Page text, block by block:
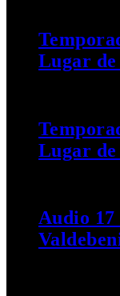
Lugar
Lugar
Audio